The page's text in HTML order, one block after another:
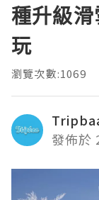
種升級
玩
瀏覽次數:1069
發佈於